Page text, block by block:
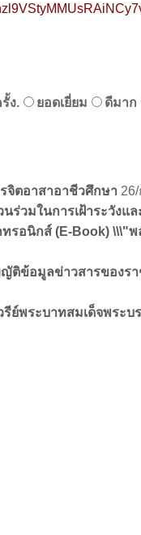
ง. ยอดเยี่ยม ดีมาก
จิตอาสาอาชีวศึกษา
ร่วมในการเฝ้าระวังแ
รอนิกส์ (E-Book) \\\"
ติข้อมูลข่าวสารของรา
ย์พระบาทสมเด็จพระ